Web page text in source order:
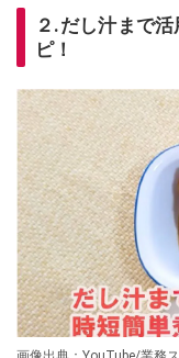
２.だし汁まで
ピ！